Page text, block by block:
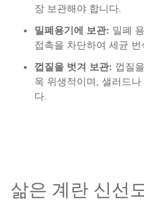
장 보관해야 합니다.
밀폐용기에 보관: 밀폐
접촉을 차단하여 세균
껍질을 벗겨 보관: 껍질
욱 위생적이며, 샐러드
다.
삶은 계란 신선